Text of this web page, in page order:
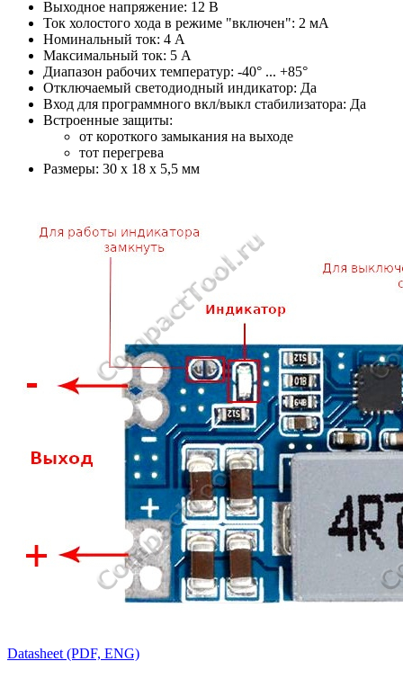
Выходное напряжение: 12 В
Ток холостого хода в режиме "включен": 2 мА
Номинальный ток: 4 А
Максимальный ток: 5 А
Диапазон рабочих температур: -40° ... +85°
Отключаемый светодиодный индикатор: Да
Вход для программного вкл/выкл стабилизатора: Да
Встроенные защиты:
от короткого замыкания на выходе
тот перегрева
Размеры: 30 x 18 x 5,5 мм
Datasheet (PDF, ENG)